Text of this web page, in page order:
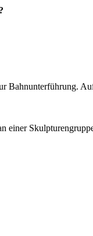
Bahnunterführung.
einer